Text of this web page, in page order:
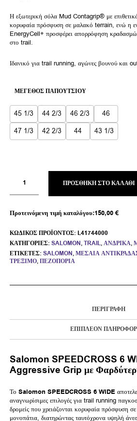
Η εξωτερική σόλα Mud Contagrip® με
κορυφαία πρόσφυση σε μαλακό terrain, ενώ η
EnergyCell+ προσφέρει απορρόφηση
στο trail.
Ιδανικό για trail running, αγώνες βουνού και
ΜΈΓΕΘΟΣ ΠΑΠΟΥΤΣΙΟΎ
45 1/3 44 2/3 46 2/3
46
47 1/3
42 2/3 44 43 1/3
ΠΡΟΣΘΉΚΗ ΣΤΟ ΚΑΛΆΘΙ
Προτεινόμενη τιμή καταλόγου:150,00€
ΚΩΔΙΚΌΣ ΠΡΟΪΌΝΤΟΣ: L41744000
ΚΑΤΗΓΟΡΊΕΣ: SALOMON,TRAIL,ΑΝΔΡΙΚΆ,
ΕΤΙΚΈΤΕΣ: SALOMON,ΜΕΣΑΊΑ
ΤΡΈΞΙΜΟ,ΠΕΖΟΠΟΡΊΑ
ΠΕΡΙΓΡΑΦΉ
ΕΠΙΠΛΈΟΝ
Salomon SPEEDCROSS 6
Aggressive Grip με
Το Salomon SPEEDCROSS 6 WIDE
αναγνωρίσιμες επιλογές για trail running
δρομείς που χρειάζονται κορυφαία πρόσφυση
μονοπάτια, διατηρώντας ταυτόχρονα υψηλή